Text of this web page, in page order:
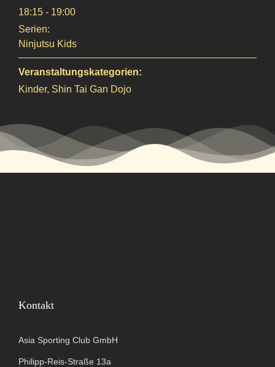
18:15 - 19:00
Serien:
Ninjutsu Kids
Veranstaltungskategorien:
Kinder, Shin Tai Gan Dojo
Kontakt
Asia Sporting Club GmbH
Philipp-Reis-Straße 13a